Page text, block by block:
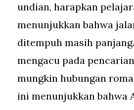
undian, harapkan
menunjukkan bahwa
ditempuh masih
mengacu pada
mungkin hubungan
ini menunjukkan bahwa